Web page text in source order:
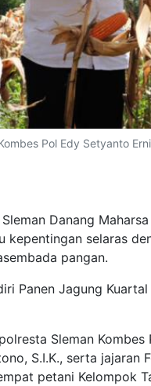
Pol Edy Setyanto
Danang
selaras
pangan.
Panen Jagung
Sleman
S.I.K., serta jajaran
petani Kelompok